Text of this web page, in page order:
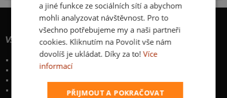
Vše o nákupu
Poštovné a způsoby doručení
Garance výměny či vrácení
Časté otázky
Zakázkový potisk textilu
a jiné funkce ze sociálních sítí a abychom
mohli analyzovat návštěvnost. Pro to
všechno potřebujeme my a naši partneři
cookies. Kliknutím na Povolit vše nám
dovolíš je ukládat. Díky za to! Více
informací
PŘIJMOUT A POKRAČOVAT